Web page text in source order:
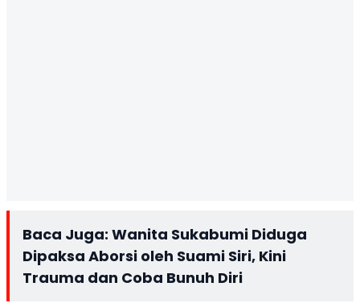
Baca Juga: Wanita Sukabumi Diduga
Dipaksa Aborsi oleh Suami Siri, Kini
Trauma dan Coba Bunuh Diri